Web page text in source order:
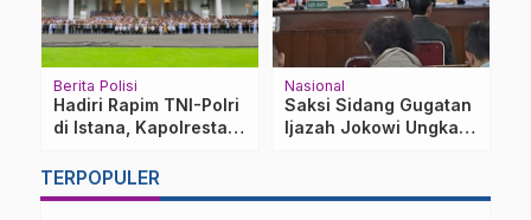
Berita Polisi
Hadiri Rapim TNI-Polri
di Istana, Kapolresta
Implementasikan
Arahan Presiden
Nasional
Saksi Sidang Gugatan
Ijazah Jokowi Ungkap
TERPOPULER